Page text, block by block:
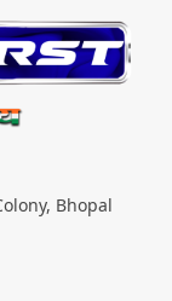
Bhopal